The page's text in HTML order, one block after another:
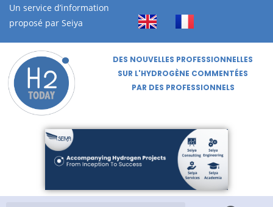
Un service d’information
proposé par Seiya
DES NOUVELLES PROFESSIONNELLES
SUR L'HYDROGÈNE COMMENTÉES
PAR DES PROFESSIONNELS